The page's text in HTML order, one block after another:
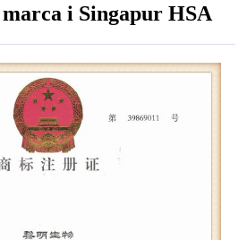
i Singapur HSA